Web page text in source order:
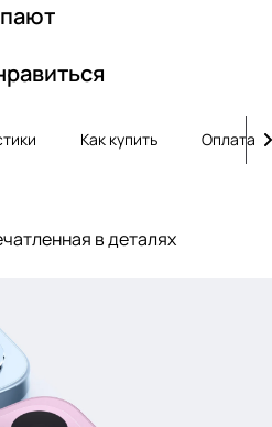
Как купить Оплата
в деталях